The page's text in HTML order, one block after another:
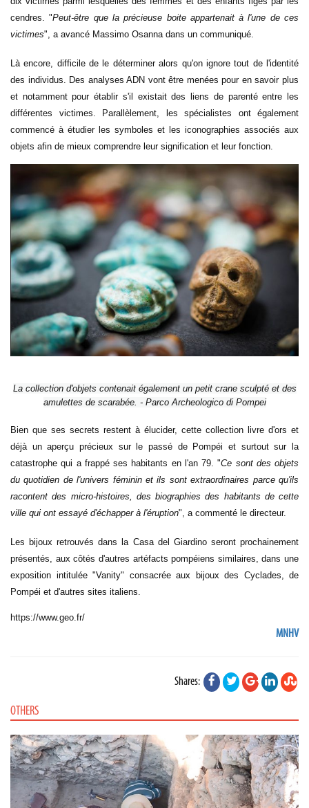
cendres . "Peut-être que la précieuse boite appartenait à l'une de ces
victimes", a avancé Massimo Osanna dans un communiqué
Là encore, difficile de le déterminer alors qu'on ignore tout de l'identité
des individus. Des analyses ADN vont être menées pour en savoir plus
et notamment pour établir s'il existait des liens de parenté entre les
différentes victimes. Parallèlement, les spécialistes ont également
commencé à étudier les symboles et les iconographies associés aux
objets afin de mieux comprendre leur signification et leur fonction.
La collection d'objets contenait également un petit crane sculpté et des
amulettes de scarabée. - Parco Archeologico di Pompei
Bien que ses secrets restent à élucider, cette collection livre d'ors et
déjà un aperçu précieux sur le passé de Pompéi et surtout sur la
catastrophe qui a frappé ses habitants en l'an 79. "Ce sont des objets
du quotidien de l'univers féminin et ils sont extraordinaires parce qu'ils
racontent des micro-histoires, des biographies des habitants de cette
ville qui ont essayé d'échapper à l'éruption", a commenté le directeur.
Les bijoux retrouvés dans la Casa del Giardino seront prochainement
présentés, aux côtés d'autres artéfacts pompéiens similaires, dans une
exposition intitulée "Vanity" consacrée aux bijoux des Cyclades, de
Pompéi et d'autres sites italiens.
https://www.geo.fr/
MNHV
Shares:
OTHERS